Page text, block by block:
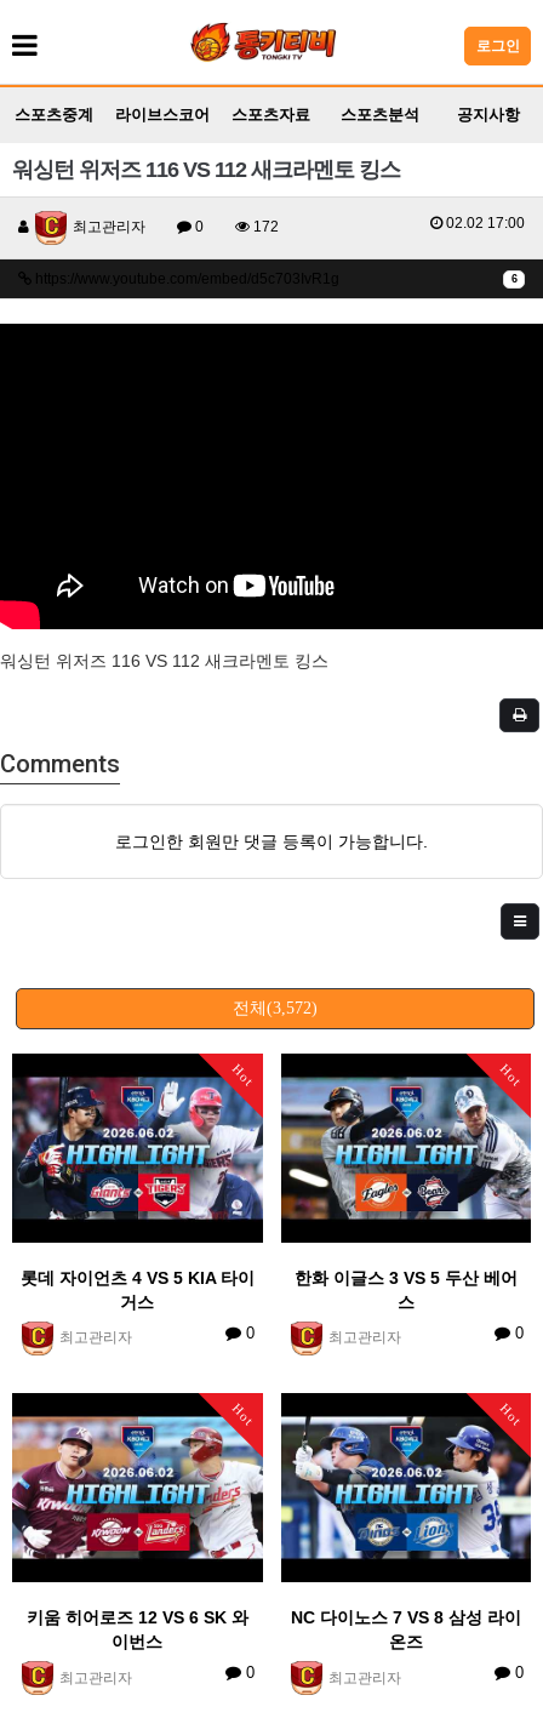
로그인
스포츠중계 라이브스코어 스포츠자료 스포츠분석 공지사항
워싱턴 위저즈 116 VS 112 새크라멘토 킹스
최고관리자 0 172 02.02 17:00
6
https://www.youtube.com/embed/d5c703IvR1g
워싱턴 위저즈 116 VS 112 새크라멘토 킹스
Comments
로그인한 회원만 댓글 등록이 가능합니다.
전체(3,572)
Hot
롯데 자이언츠 4 VS 5 KIA 타이
거스
최고관리자 0
Hot
한화 이글스 3 VS 5 두산 베어
스
최고관리자 0
Hot
키움 히어로즈 12 VS 6 SK 와
이번스
최고관리자 0
Hot
NC 다이노스 7 VS 8 삼성 라이
온즈
최고관리자 0